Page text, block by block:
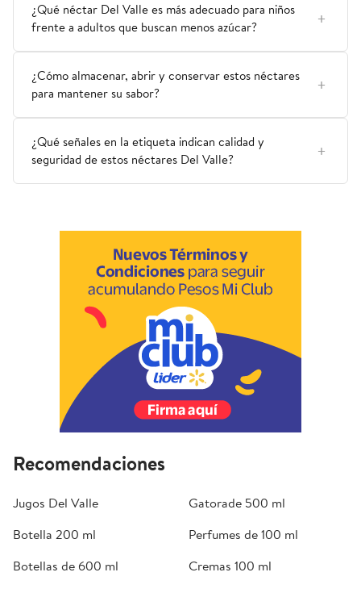
¿Qué néctar Del Valle es más adecuado para niños
frente a adultos que buscan menos azúcar?
¿Cómo almacenar, abrir y conservar estos néctares
para mantener su sabor?
¿Qué señales en la etiqueta indican calidad y
seguridad de estos néctares Del Valle?
Recomendaciones
Jugos Del Valle
Gatorade 500 ml
Botella 200 ml
Perfumes de 100 ml
Botellas de 600 ml
Cremas 100 ml